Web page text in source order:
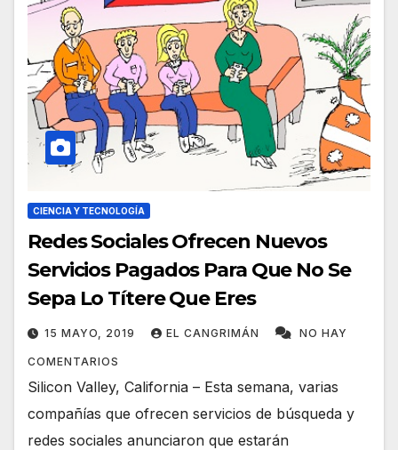
CIENCIA Y TECNOLOGÍA
Redes Sociales Ofrecen Nuevos
Servicios Pagados Para Que No Se
Sepa Lo Títere Que Eres
15 MAYO, 2019 EL CANGRIMÁN NO HAY
COMENTARIOS
Silicon Valley, California – Esta semana, varias
compañías que ofrecen servicios de búsqueda y
redes sociales anunciaron que estarán